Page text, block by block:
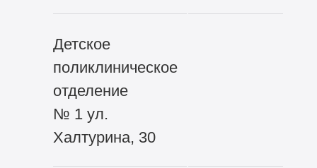
Детское
поликлиническое
отделение
№ 1 ул.
Халтурина, 30